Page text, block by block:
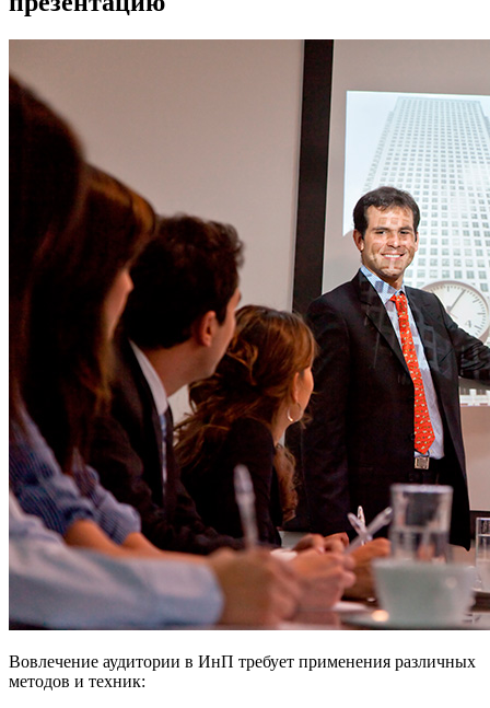
Вовлечение аудитории в ИнП требует применения различных
методов и техник: